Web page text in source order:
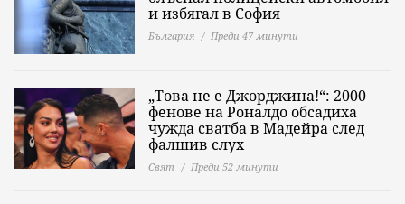
и избягал в София
България Преди 47 минути
„Това не е Джорджина!“: 2000
фенове на Роналдо обсадиха
чужда сватба в Мадейра след
фалшив слух
Свят Преди 52 минути